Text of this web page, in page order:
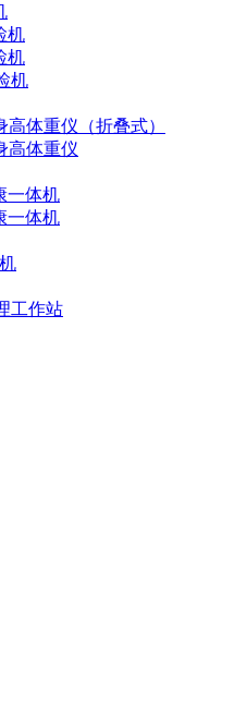
机
机
机
体重仪（折叠式）
高体重仪
一体机
一体机
工作站